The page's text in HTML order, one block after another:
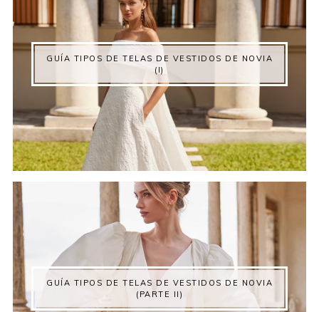
GUÍA TIPOS DE TELAS DE VESTIDOS DE NOVIA
(I)
GUÍA TIPOS DE TELAS DE VESTIDOS DE NOVIA
(PARTE II)